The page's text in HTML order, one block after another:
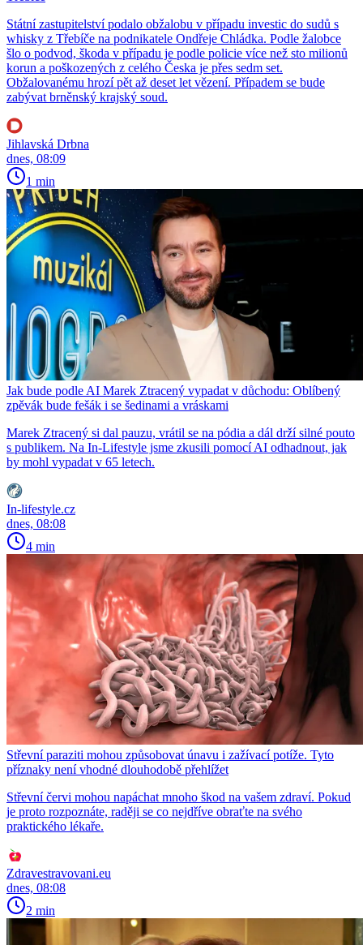
Státní zastupitelství podalo obžalobu v případu investic do sudů s
whisky z Třebíče na podnikatele Ondřeje Chládka. Podle žalobce
šlo o podvod, škoda v případu je podle policie více než sto milionů
korun a poškozených z celého Česka je přes sedm set.
Obžalovanému hrozí pět až deset let vězení. Případem se bude
zabývat brněnský krajský soud.
Jihlavská Drbna
dnes, 08:09
1 min
Jak bude podle AI Marek Ztracený vypadat v důchodu: Oblíbený
zpěvák bude fešák i se šedinami a vráskami
Marek Ztracený si dal pauzu, vrátil se na pódia a dál drží silné pouto
s publikem. Na In-Lifestyle jsme zkusili pomocí AI odhadnout, jak
by mohl vypadat v 65 letech.
In-lifestyle.cz
dnes, 08:08
4 min
Střevní paraziti mohou způsobovat únavu i zažívací potíže. Tyto
příznaky není vhodné dlouhodobě přehlížet
Střevní červi mohou napáchat mnoho škod na vašem zdraví. Pokud
je proto rozpoznáte, raději se co nejdříve obraťte na svého
praktického lékaře.
Zdravestravovani.eu
dnes, 08:08
2 min